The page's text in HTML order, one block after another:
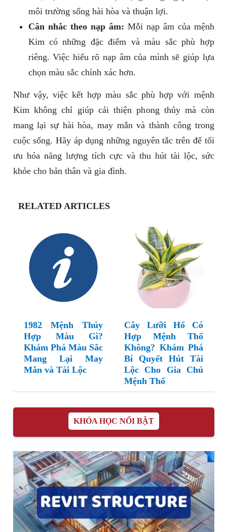
môi trường sống hài hòa và thuận lợi.
Cân nhắc theo nạp âm: Mỗi nạp âm của mệnh
Kim có những đặc điểm và màu sắc phù hợp
riêng. Việc hiểu rõ nạp âm của mình sẽ giúp lựa
chọn màu sắc chính xác hơn.
Như vậy, việc kết hợp màu sắc phù hợp với mệnh
Kim không chỉ giúp cải thiện phong thủy mà còn
mang lại sự hài hòa, may mắn và thành công trong
cuộc sống. Hãy áp dụng những nguyên tắc trên để tối
ưu hóa năng lượng tích cực và thu hút tài lộc, sức
khỏe cho bản thân và gia đình.
RELATED ARTICLES
1982 Mệnh Thủy
Hợp Màu Gì?
Khám Phá Màu Sắc
Mang Lại May
Mắn và Tài Lộc
Cây Lưỡi Hổ Có
Hợp Mệnh Thổ
Không? Khám Phá
Bí Quyết Hút Tài
Lộc Cho Gia Chủ
Mệnh Thổ
KHÓA HỌC NỔI BẬT